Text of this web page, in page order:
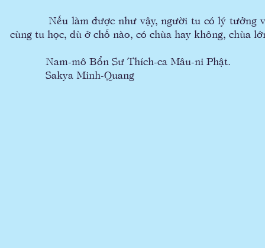
Nếu làm được như vậy, người tu có lý tưởng và
cùng tu học, dù ở chỗ nào, có chùa hay không,
Nam-mô Bổn Sư Thích-ca Mâu-ni Phật.
Sakya Minh-Quang